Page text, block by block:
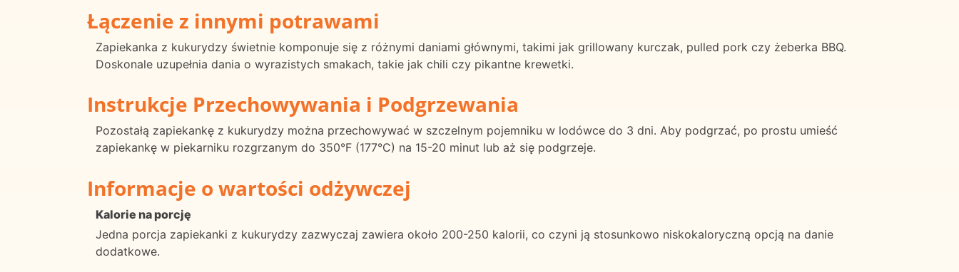
Łączenie z innymi potrawami
Zapiekanka z kukurydzy świetnie komponuje się z różnymi daniami głównymi, takimi jak grillowany kurczak, pulled pork czy żeberka BBQ.
Doskonale uzupełnia dania o wyrazistych smakach, takie jak chili czy pikantne krewetki.
Instrukcje Przechowywania i Podgrzewania
Pozostałą zapiekankę z kukurydzy można przechowywać w szczelnym pojemniku w lodówce do 3 dni. Aby podgrzać, po prostu umieść
zapiekankę w piekarniku rozgrzanym do 350°F (177°C) na 15-20 minut lub aż się podgrzeje.
Informacje o wartości odżywczej
Kalorie na porcję
Jedna porcja zapiekanki z kukurydzy zazwyczaj zawiera około 200-250 kalorii, co czyni ją stosunkowo niskokaloryczną opcją na danie
dodatkowe.